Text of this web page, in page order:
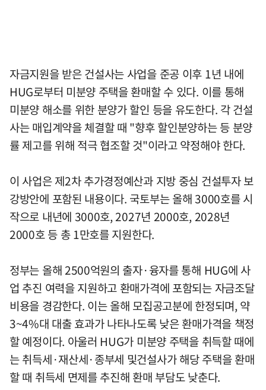
자금지원을 받은 건설사는 사업을 준공 이후 1년 내에
HUG로부터 미분양 주택을 환매할 수 있다. 이를 통해
미분양 해소를 위한 분양가 할인 등을 유도한다. 각 건설
사는 매입계약을 체결할 때 "향후 할인분양하는 등 분양
률 제고를 위해 적극 협조할 것"이라고 약정해야 한다.
이 사업은 제2차 추가경정예산과 지방 중심 건설투자 보
강방안에 포함된 내용이다. 국토부는 올해 3000호를 시
작으로 내년에 3000호, 2027년 2000호, 2028년
2000호 등 총 1만호를 지원한다.
정부는 올해 2500억원의 출자·융자를 통해 HUG에 사
업 추진 여력을 지원하고 환매가격에 포함되는 자금조달
비용을 경감한다. 이는 올해 모집공고분에 한정되며, 약
3~4%대 대출 효과가 나타나도록 낮은 환매가격을 책정
할 예정이다. 아울러 HUG가 미분양 주택을 취득할 때에
는 취득세·재산세·종부세 및건설사가 해당 주택을 환매
할 때 취득세 면제를 추진해 환매 부담도 낮춘다.